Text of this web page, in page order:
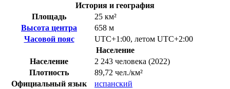
История и география
Площадь
25 км²
Высота центра
658 м
Часовой пояс
UTC+1:00, летом UTC+2:00
Население
Население
2 243 человека (2022)
Плотность
89,72 чел./км²
Официальный язык
испанский